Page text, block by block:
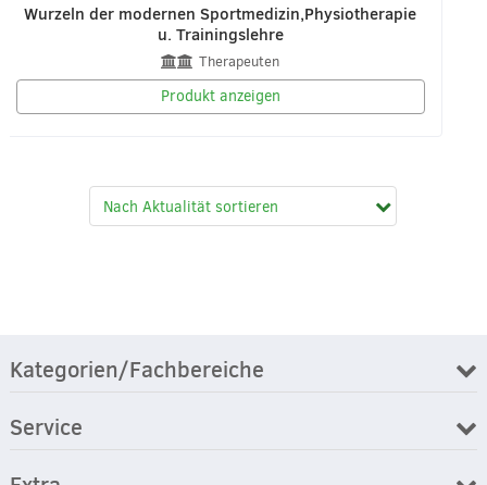
Wurzeln der modernen Sportmedizin,Physiotherapie
u. Trainingslehre
Therapeuten
Produkt anzeigen
Kategorien/Fachbereiche
Service